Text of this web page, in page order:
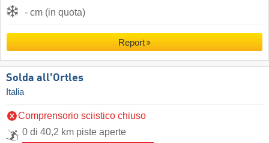
- cm (in quota)
Report
Solda all'Ortles
Italia
Comprensorio sciistico chiuso
0 di 40,2 km piste aperte